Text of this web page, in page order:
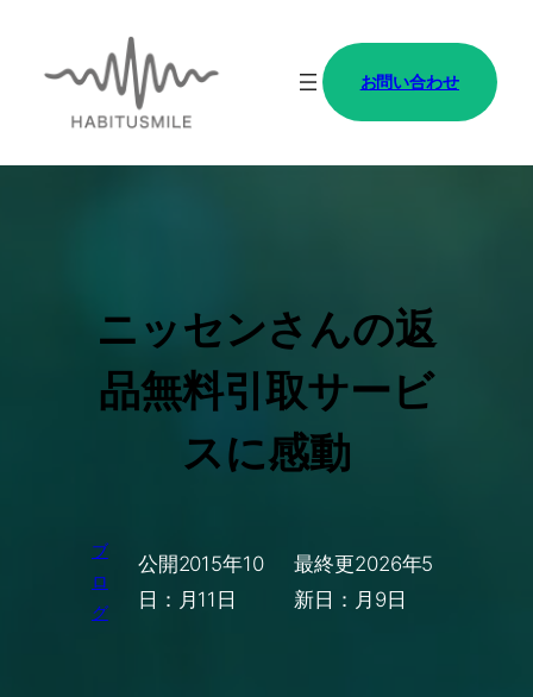
キ
お問い合わせ
ニッセンさんの返
品無料引取サービ
スに感動
ブ
ロ
グ
公開
日：
2015年10
月11日
最終更
新日：
2026年5
月9日